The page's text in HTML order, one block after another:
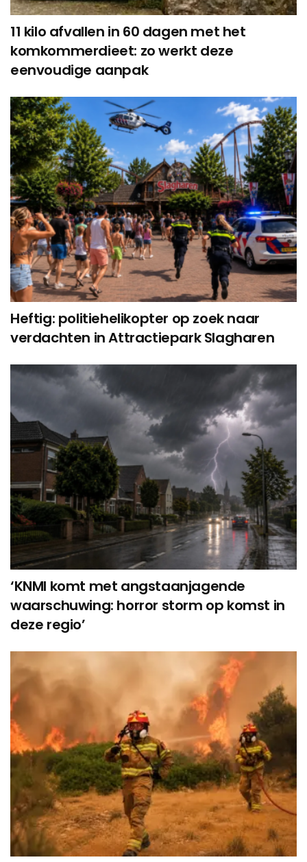
11 kilo afvallen in 60 dagen met het
komkommerdieet: zo werkt deze
eenvoudige aanpak
Heftig: politiehelikopter op zoek naar
verdachten in Attractiepark Slagharen
‘KNMI komt met angstaanjagende
waarschuwing: horror storm op komst in
deze regio’